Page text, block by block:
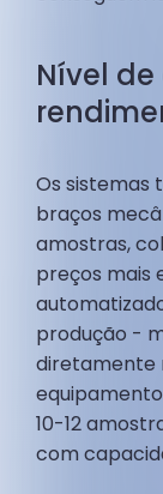
Nível
Os
braços
amostras,
preços mais
produção -
diretamente
10-12
com